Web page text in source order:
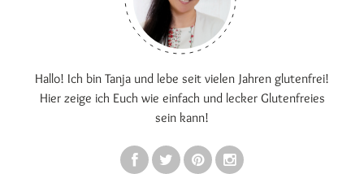
Hallo! Ich bin Tanja und lebe seit vielen Jahren glutenfrei!
Hier zeige ich Euch wie einfach und lecker Glutenfreies
sein kann!